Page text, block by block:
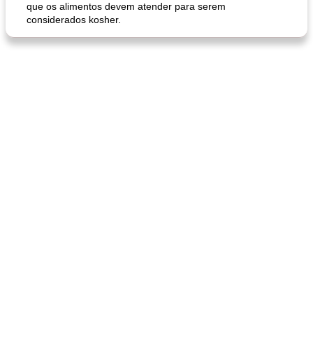
que os alimentos devem atender para serem
considerados kosher.